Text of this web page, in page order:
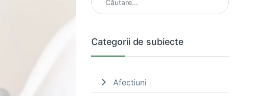
Categorii de subiecte
Afectiuni